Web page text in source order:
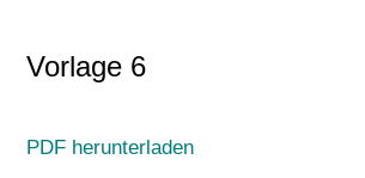
Vorlage 6
PDF herunterladen